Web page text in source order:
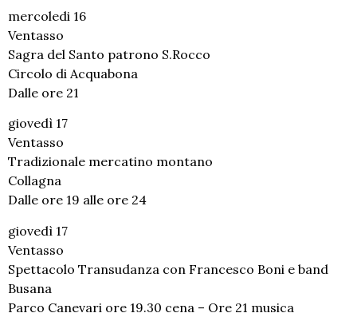
mercoledi 16
Ventasso
Sagra del Santo patrono S.Rocco
Circolo di Acquabona
Dalle ore 21
giovedì 17
Ventasso
Tradizionale mercatino montano
Collagna
Dalle ore 19 alle ore 24
giovedì 17
Ventasso
Spettacolo Transudanza con Francesco Boni e band
Busana
Parco Canevari ore 19.30 cena – Ore 21 musica